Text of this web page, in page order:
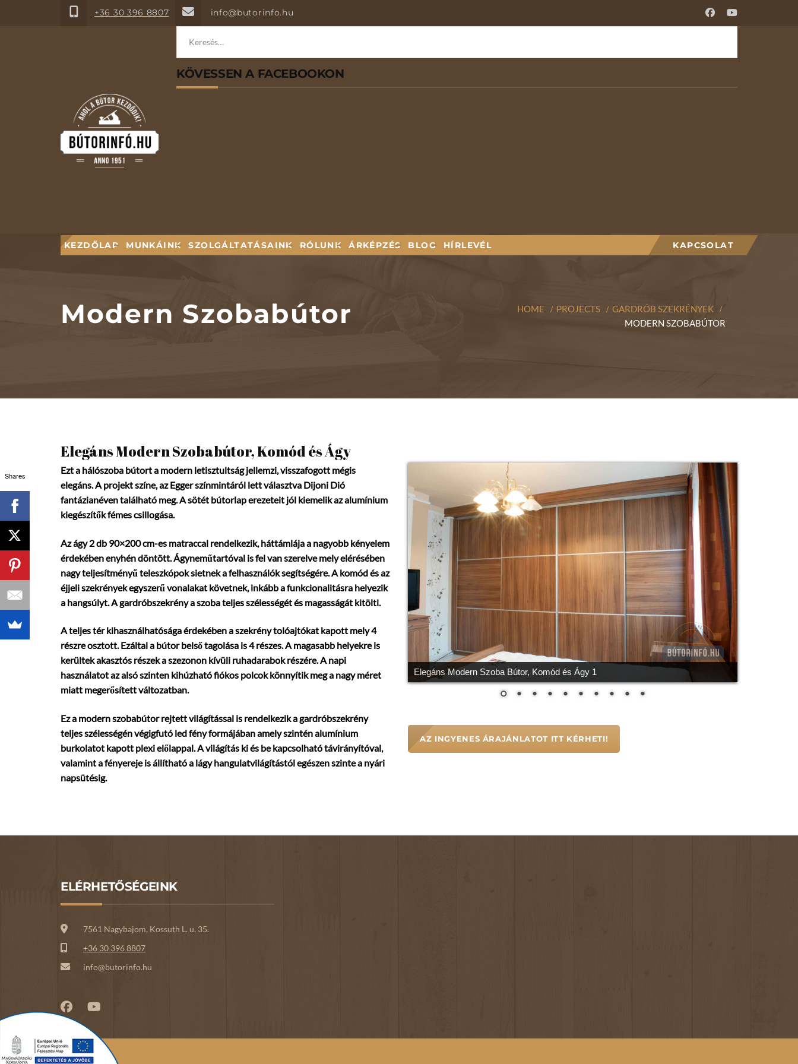
+36 30 396 8807 info@butorinfo.hu
KÖVESSEN A FACEBOOKON
KEZDŐLAP MUNKÁINK SZOLGÁLTATÁSAINK RÓLUNK ÁRKÉPZÉS BLOG HÍRLEVÉL KAPCSOLAT
Modern Szobabútor HOME PROJECTS
GARDRÓB SZEKRÉNYEK
MODERN SZOBABÚTOR
Elegáns Modern Szobabútor, Komód és Ágy
Ezt a hálószoba bútort a modern letisztultság jellemzi, visszafogott mégis
elegáns.A projekt színe, az Egger színmintáról lett választva Dijoni Dió
fantázianéven található meg. A sötét bútorlap erezeteit jól kiemelik az alumínium
kiegészítők fémes csillogása.
Az ágy 2 db 90×200 cm-es matraccal rendelkezik, háttámlája a nagyobb kényelem
érdekében enyhén döntött. Ágyneműtartóval is fel van szerelve mely elérésében
nagy teljesítményű teleszkópok sietnek a felhasználók segítségére. A komód és az
éjjeli szekrények egyszerű vonalakat követnek, inkább a funkcionalitásra helyezik
a hangsúlyt. A gardróbszekrény a szoba teljes szélességét és magasságát kitölti.
A teljes tér kihasználhatósága érdekében a szekrény tolóajtókat kapott mely 4
részre osztott. Ezáltal a bútor belső tagolása is 4 részes. A magasabb helyekre is
kerültek akasztós részek a szezonon kívüli ruhadarabok részére. A napi
használatot az alsó szinten kihúzható fiókos polcok könnyítik meg a nagy méret
miatt megerősített változatban.
Ez a modern szobabútor rejtett világítással is rendelkezik a gardróbszekrény
teljes szélességén végigfutó led fény formájában amely szintén alumínium
burkolatot kapott plexi előlappal. A világítás ki és be kapcsolható távirányítóval,
valamint a fényereje is állítható a lágy hangulatvilágítástól egészen szinte a nyári
napsütésig.
Elegáns Modern Szoba Bútor, Komód és Ágy 1
AZ INGYENES ÁRAJÁNLATOT ITT KÉRHETI!
ELÉRHETŐSÉGEINK
7561 Nagybajom, Kossuth L. u. 35.
+36 30 396 8807
info@butorinfo.hu
Shares